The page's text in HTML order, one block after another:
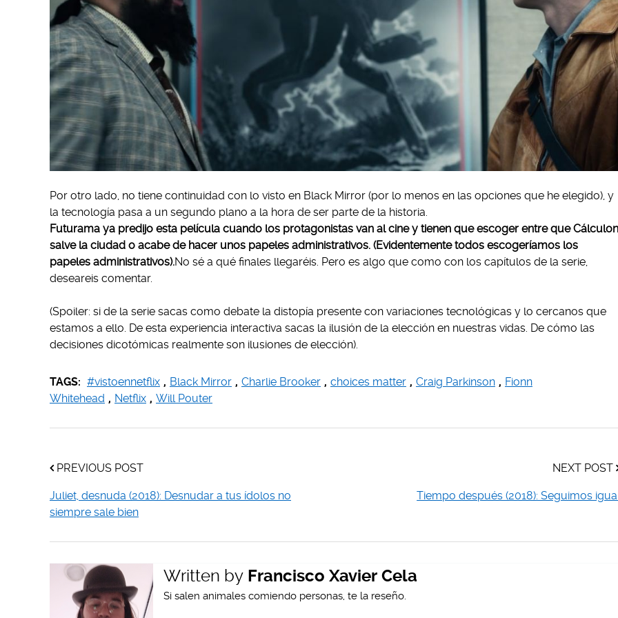
Por otro lado, no tiene continuidad con lo visto en Black Mirror (por lo menos en las opciones que he elegido), y
la tecnología pasa a un segundo plano a la hora de ser parte de la historia.
Futurama ya predijo esta película cuando los protagonistas van al cine y tienen que escoger entre que Cálculon
salve la ciudad o acabe de hacer unos papeles administrativos. (Evidentemente todos escogeríamos los
papeles administrativos).No sé a qué finales llegaréis. Pero es algo que como con los capítulos de la serie,
deseareis comentar.
(Spoiler: si de la serie sacas como debate la distopía presente con variaciones tecnológicas y lo cercanos que
estamos a ello. De esta experiencia interactiva sacas la ilusión de la elección en nuestras vidas. De cómo las
decisiones dicotómicas realmente son ilusiones de elección).
TAGS: #vistoennetflix , Black Mirror , Charlie Brooker , choices matter , Craig Parkinson , Fionn
Whitehead , Netflix , Will Pouter
PREVIOUS POST
Juliet, desnuda (2018): Desnudar a tus ídolos no
siempre sale bien
NEXT POST
Tiempo después (2018): Seguimos
Written by Francisco Xavier Cela
Si salen animales comiendo personas, te la reseño.